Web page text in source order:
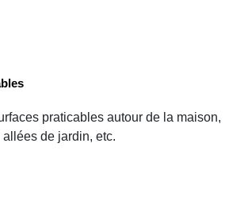
praticables autour de la maison,
allées de jardin, etc.